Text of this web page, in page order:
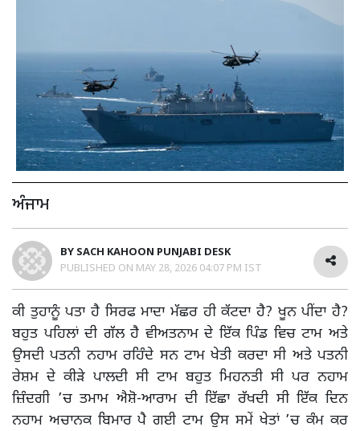
ਅੰਜਾਮ
BY SACH KAHOON PUNJABI DESK
PUBLISHED ON MAY 28, 2026 04:07 PM IST
ਕੀ ਤੁਹਾਨੂੰ ਪਤਾ ਹੈ ਸਿਰਫ ਮਾਦਾ ਮੱਛਰ ਹੀ ਕੱਟਦਾ ਹੈ? ਖੂਨ ਪੀਂਦਾ ਹੈ?
ਬਹੁਤ ਪਹਿਲਾਂ ਦੀ ਗੱਲ ਹੈ ਵੀਅਤਨਾਮ ਦੇ ਇੱਕ ਪਿੰਡ ਵਿਚ ਟਾਮ ਅਤੇ
ਉਸਦੀ ਪਤਨੀ ਨਹਾਮ ਰਹਿੰਦੇ ਸਨ ਟਾਮ ਖੇਤੀ ਕਰਦਾ ਸੀ ਅਤੇ ਪਤਨੀ
ਰੇਸ਼ਮ ਦੇ ਕੀੜੇ ਪਾਲਦੀ ਸੀ ਟਾਮ ਬਹੁਤ ਮਿਹਨਤੀ ਸੀ ਪਰ ਨਹਾਮ
ਜ਼ਿੰਦਗੀ ’ਚ ਤਮਾਮ ਐਸ਼ੋ-ਆਰਾਮ ਦੀ ਇੱਛਾ ਰੱਖਦੀ ਸੀ ਇੱਕ ਦਿਨ
ਨਹਾਮ ਅਚਾਨਕ ਬਿਮਾਰ ਪੈ ਗਈ ਟਾਮ ਉਸ ਸਮੇਂ ਖੇਤਾਂ ’ਚ ਕੰਮ ਕਰ